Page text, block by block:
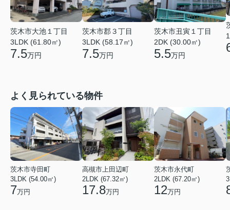
茨木市大池１丁目
3LDK (61.80㎡)
7.5万円
茨木市郡３丁目
3LDK (58.17㎡)
7.5万円
茨木市丑寅１丁目
2DK (30.00㎡)
5.5万円
よく見られている物件
茨木市寺田町
3LDK (54.00㎡)
7万円
高槻市上田辺町
2LDK (67.32㎡)
17.8万円
茨木市永代町
2LDK (67.20㎡)
12万円